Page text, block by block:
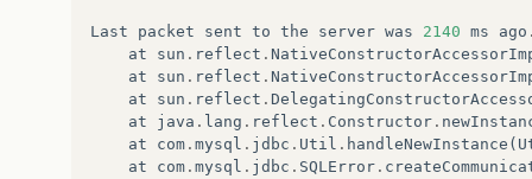
Last packet sent to the server was 2140 ms ago
at
sun . reflect .
at
sun . reflect .
at
sun . reflect .
at
java . lang . reflect . Constructor .
at
com . mysql . jdbc . Util . handleNewInstance (
at
com . mysql . jdbc . SQLError .